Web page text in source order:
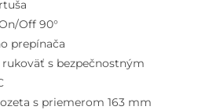
Off 90°
prepínača
s bezpečnostným
s priemerom 163 mm